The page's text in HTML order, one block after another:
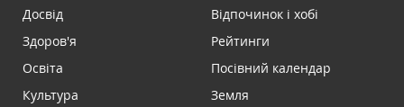
Досвід
Здоров'я
Освіта
Культура
Відпочинок і хобі
Рейтинги
Посівний календар
Земля